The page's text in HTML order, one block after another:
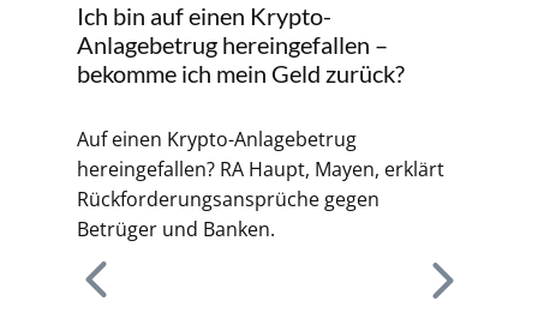
Ich bin auf einen Krypto-
Anlagebetrug hereingefallen –
bekomme ich mein Geld zurück?
Auf einen Krypto-Anlagebetrug
hereingefallen? RA Haupt, Mayen, erklärt
Rückforderungsansprüche gegen
Betrüger und Banken.